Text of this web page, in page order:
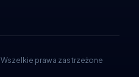
Wszelkie prawa zastrzeżone